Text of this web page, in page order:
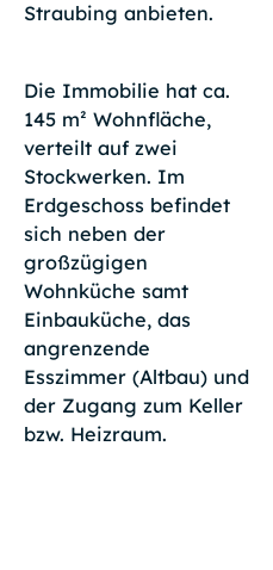
Straubing anbieten.
Die Immobilie hat ca.
145 m² Wohnfläche,
verteilt auf zwei
Stockwerken. Im
Erdgeschoss befindet
sich neben der
großzügigen
Wohnküche samt
Einbauküche, das
angrenzende
Esszimmer (Altbau) und
der Zugang zum Keller
bzw. Heizraum.